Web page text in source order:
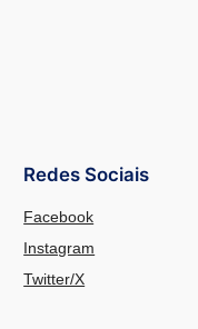
Redes Sociais
Facebook
Instagram
Twitter/X